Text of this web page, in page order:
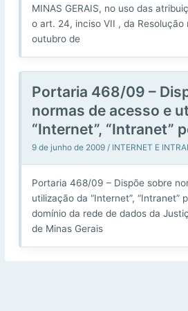
MINAS GERAIS, no uso das
o art. 24, inciso VII , da Resolução
outubro de
Portaria 468/09 –
normas de acesso e
“Internet”, “Intranet”
9 de junho de 2009/ INTERNET E
Portaria 468/09 – Dispõe sobre
utilização da “Internet”, “Intranet”
domínio da rede de dados da
de Minas Gerais